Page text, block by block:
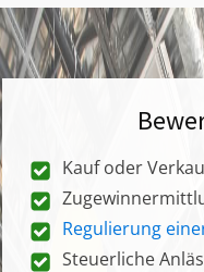
Kauf oder
Regulierung
Steuerliche